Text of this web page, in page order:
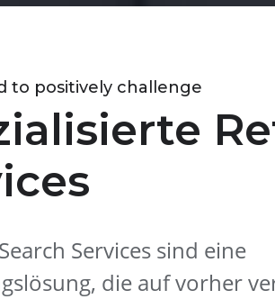
to positively challenge
Services sind eine
die auf vorher